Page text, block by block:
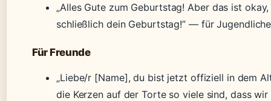
„Alles Gute zum Geburtstag! Aber das ist
schließlich dein Geburtstag!” — für
Für Freunde
„Liebe/r [Name], du bist jetzt offiziell in dem
die Kerzen auf der Torte so viele sind, dass wir